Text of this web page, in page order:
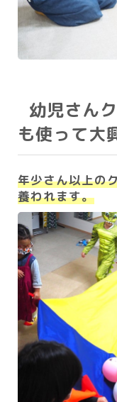
幼児さん
も使って大
年少さん以上の
養われます。